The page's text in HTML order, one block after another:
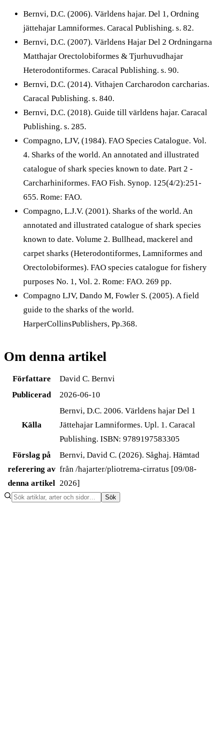
Bernvi, D.C. (2006). Världens hajar. Del 1, Ordning
jättehajar Lamniformes. Caracal Publishing. s. 82.
Bernvi, D.C. (2007). Världens Hajar Del 2 Ordningarna
Matthajar Orectolobiformes & Tjurhuvudhajar
Heterodontiformes. Caracal Publishing. s. 90.
Bernvi, D.C. (2014). Vithajen Carcharodon carcharias.
Caracal Publishing. s. 840.
Bernvi, D.C. (2018). Guide till världens hajar. Caracal
Publishing. s. 285.
Compagno, LJV, (1984). FAO Species Catalogue. Vol.
4. Sharks of the world. An annotated and illustrated
catalogue of shark species known to date. Part 2 -
Carcharhiniformes. FAO Fish. Synop. 125(4/2):251-
655. Rome: FAO.
Compagno, L.J.V. (2001). Sharks of the world. An
annotated and illustrated catalogue of shark species
known to date. Volume 2. Bullhead, mackerel and
carpet sharks (Heterodontiformes, Lamniformes and
Orectolobiformes). FAO species catalogue for fishery
purposes No. 1, Vol. 2. Rome: FAO. 269 pp.
Compagno LJV, Dando M, Fowler S. (2005). A field
guide to the sharks of the world.
HarperCollinsPublishers, Pp.368.
Om denna artikel
Författare
David C. Bernvi
Publicerad
2026-06-10
Källa
Bernvi, D.C. 2006. Världens hajar Del 1
Jättehajar Lamniformes. Upl. 1. Caracal
Publishing. ISBN: 9789197583305
Förslag på
referering av
denna artikel
Bernvi, David C. (2026). Såghaj. Hämtad
från /hajarter/pliotrema-cirratus [09/08-
2026]
Sök